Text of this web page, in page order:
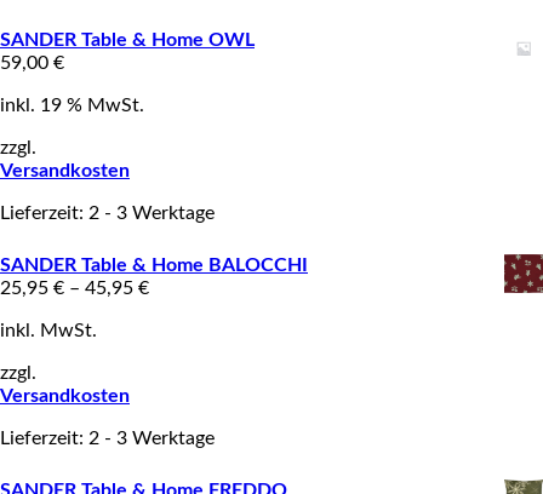
SANDER Table & Home OWL
59,00 €
inkl. 19 % MwSt.
zzgl.
Versandkosten
Lieferzeit: 2 - 3 Werktage
SANDER Table & Home BALOCCHI
25,95 € – 45,95 €
inkl. MwSt.
zzgl.
Versandkosten
Lieferzeit: 2 - 3 Werktage